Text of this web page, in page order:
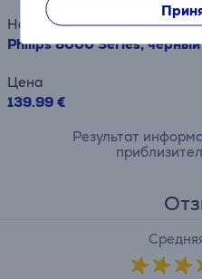
Наименование товара
Philips 8000 Series,
Цена
139.99 €
Результат